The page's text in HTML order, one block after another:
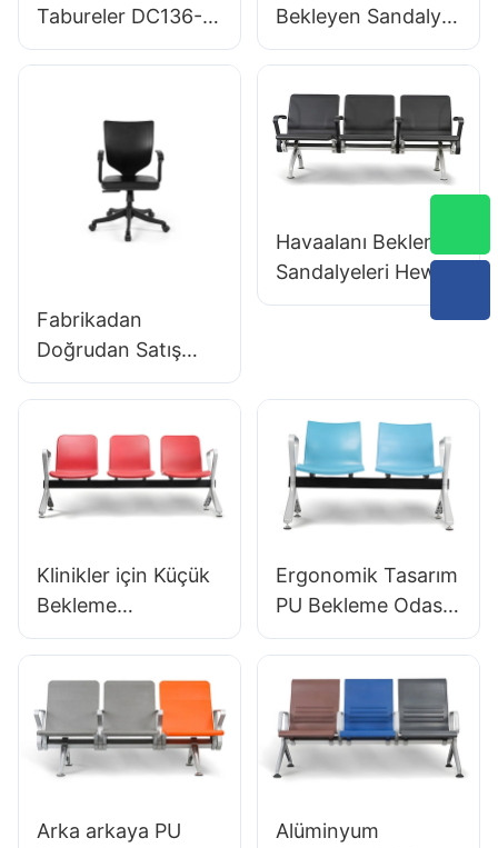
Tabureler DC136-1
Sağlık Uygulamaları
Bekleyen Sandalye
Alüminyum OEM
LC099 Üretici
Hewei
Fabrikadan
Doğrudan Satış
Ergonomik Kalıplı
Koltuğu IC091
HEWEI SEATING
Havaalanı Bekleme
Sandalyeleri Hewei
tarafından
Klinikler için Küçük
Bekleme
Sandalyeleri &
Fabrika Doğrudan
Tasarruf Hewei
Ergonomik Tasarım
PU Bekleme Odası
Sandalyeleri
& Salonlar OEM
Üreticisi Hewei
Arka arkaya PU
Alüminyum